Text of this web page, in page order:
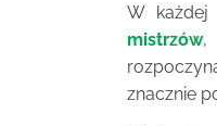
W
mistrzów,
znacznie